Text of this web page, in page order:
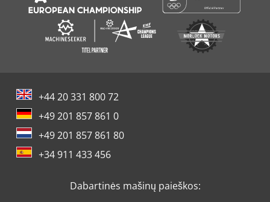
+44 20 331 800 72
+49 201 857 861 0
+49 201 857 861 80
+34 911 433 456
Dabartinės mašinų paieškos: